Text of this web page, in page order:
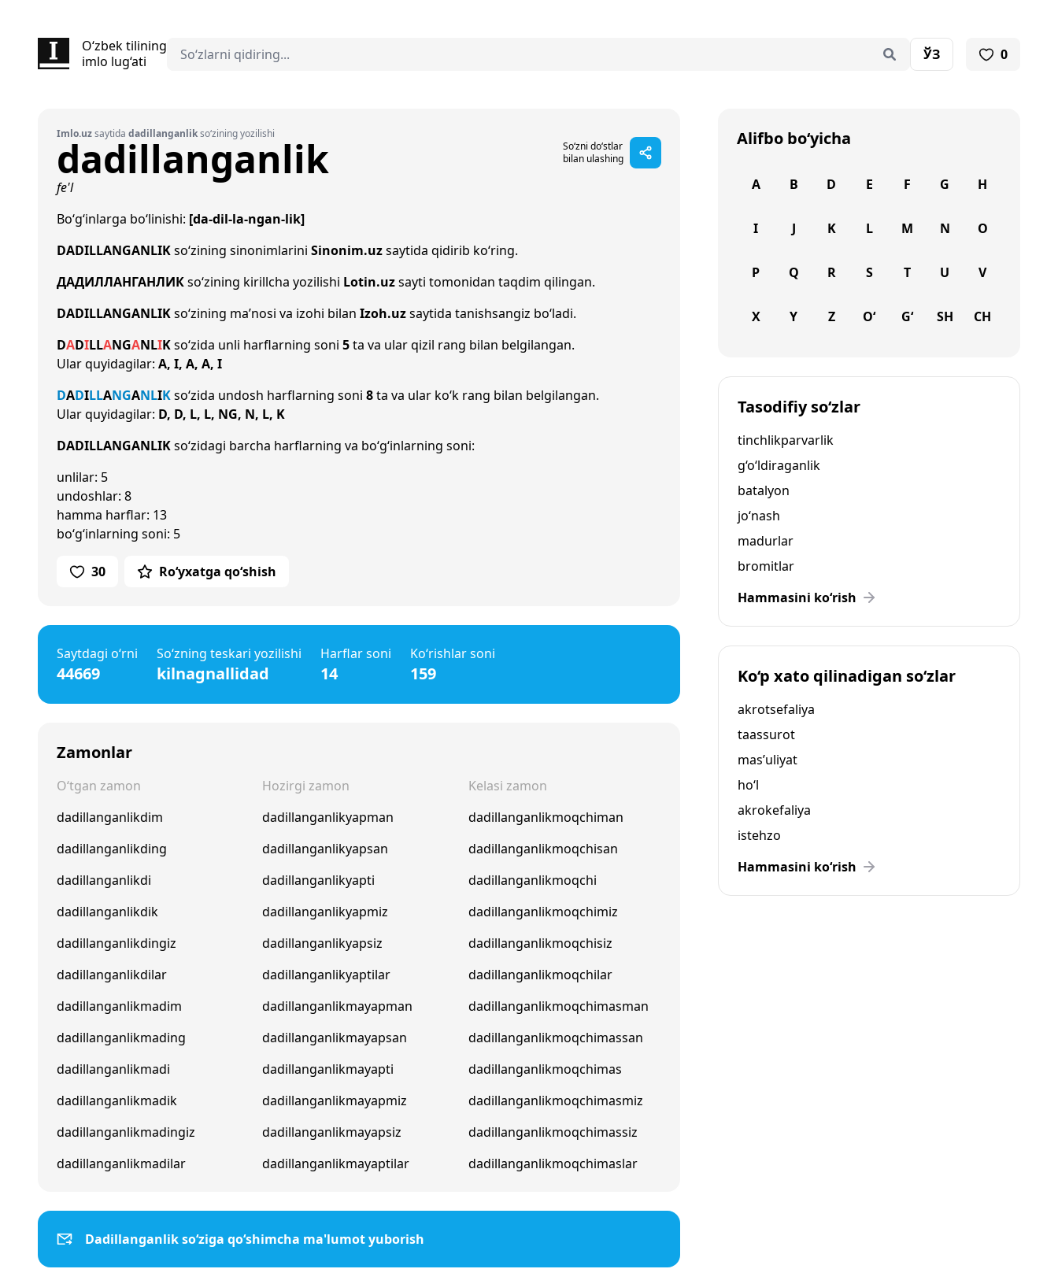
O‘zbek tilining
imlo lug‘ati
ЎЗ 0
Imlo.uzsaytida dadillanganlikso‘zining yozilishi
dadillanganlik
So‘zni do‘stlar
bilan ulashing
fe'l
Bo‘g‘inlarga bo‘linishi: [da-dil-la-ngan-lik]
DADILLANGANLIKso‘zining sinonimlarini Sinonim.uzsaytida qidirib ko‘ring.
ДАДИЛЛАНГАНЛИКso‘zining kirillcha yozilishi Lotin.uzsayti tomonidan taqdim qilingan.
DADILLANGANLIKso‘zining ma’nosi va izohi bilan Izoh.uzsaytida tanishsangiz bo‘ladi.
DADILLANGANLIKso‘zida unli harflarning soni 5ta va ular qizil rang bilan belgilangan.
Ular quyidagilar: A, I, A, A, I
DADILLANGANLIKso‘zida undosh harflarning soni 8ta va ular ko‘k rang bilan belgilangan.
Ular quyidagilar: D, D, L, L, NG, N, L, K
DADILLANGANLIKso‘zidagi barcha harflarning va bo‘g‘inlarning soni:
unlilar: 5
undoshlar: 8
hamma harflar: 13
bo‘g‘inlarning soni: 5
30 Ro‘yxatga qo‘shish
Saytdagi o‘rni
44669
So‘zning teskari yozilishi
kilnagnallidad
Harflar soni
14
Ko‘rishlar soni
159
Zamonlar
O‘tgan zamon
dadillanganlikdim
dadillanganlikding
dadillanganlikdi
dadillanganlikdik
dadillanganlikdingiz
dadillanganlikdilar
dadillanganlikmadim
dadillanganlikmading
dadillanganlikmadi
dadillanganlikmadik
dadillanganlikmadingiz
dadillanganlikmadilar
Hozirgi zamon
dadillanganlikyapman
dadillanganlikyapsan
dadillanganlikyapti
dadillanganlikyapmiz
dadillanganlikyapsiz
dadillanganlikyaptilar
dadillanganlikmayapman
dadillanganlikmayapsan
dadillanganlikmayapti
dadillanganlikmayapmiz
dadillanganlikmayapsiz
dadillanganlikmayaptilar
Kelasi zamon
dadillanganlikmoqchiman
dadillanganlikmoqchisan
dadillanganlikmoqchi
dadillanganlikmoqchimiz
dadillanganlikmoqchisiz
dadillanganlikmoqchilar
dadillanganlikmoqchimasman
dadillanganlikmoqchimassan
dadillanganlikmoqchimas
dadillanganlikmoqchimasmiz
dadillanganlikmoqchimassiz
dadillanganlikmoqchimaslar
Dadillanganlik so‘ziga qo‘shimcha ma'lumot yuborish
Alifbo bo‘yicha
A B D E F G H
I J K L M N O
P Q R S T U V
X Y Z O‘ G‘ SH CH
Tasodifiy so‘zlar
tinchlikparvarlik
g‘o‘ldiraganlik
batalyon
jo‘nash
madurlar
bromitlar
Hammasini ko‘rish
Ko‘p xato qilinadigan so‘zlar
akrotsefaliya
taassurot
mas’uliyat
ho‘l
akrokefaliya
istehzo
Hammasini ko‘rish